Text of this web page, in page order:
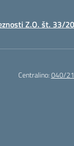
Z.O. št. 33/
Centralino:040/